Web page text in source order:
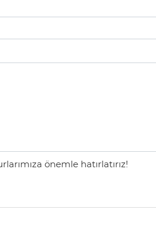
önemle hatırlatırız!